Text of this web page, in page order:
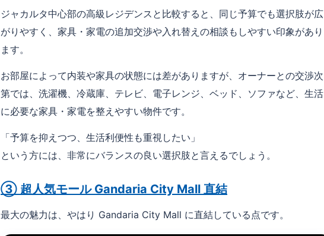
ジャカルタ中心部の高級レジデンスと比較すると、同じ予算でも選択肢が広
がりやすく、家具・家電の追加交渉や入れ替えの相談もしやすい印象があり
ます。
お部屋によって内装や家具の状態には差がありますが、オーナーとの交渉次
第では、洗濯機、冷蔵庫、テレビ、電子レンジ、ベッド、ソファなど、生活
に必要な家具・家電を整えやすい物件です。
「予算を抑えつつ、生活利便性も重視したい」
という方には、非常にバランスの良い選択肢と言えるでしょう。
③ 超人気モール Gandaria City Mall 直結
最大の魅力は、やはり Gandaria City Mall に直結している点です。